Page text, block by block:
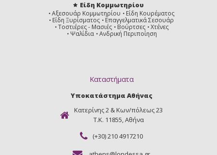
Είδη Κομμωτηρίου
Αξεσουάρ Κομμωτηρίου
Είδη Κουρέματος
Είδη Ξυρίσματος
Επαγγελματικά Σεσουάρ
Τοστιέρες - Μασιές
Βούρτσες
Χτένες
Ψαλίδια
Ανδρική Περιποίηση
Καταστήματα
Υποκατάστημα Αθήνας
Κατερίνης 2 & Κων/πόλεως 23
Τ.Κ. 11855, Αθήνα
(+30) 210 4917210